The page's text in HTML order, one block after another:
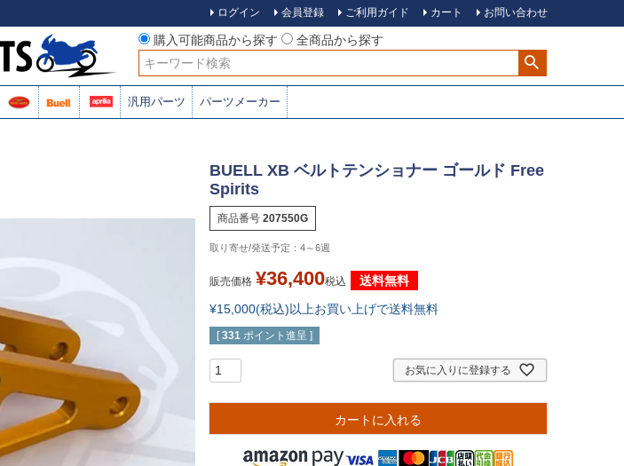
ログイン 会員登録 ご利用ガイド カート お問い合わせ
購入可能商品から探す
全商品から探す
検索
汎用パーツ パーツメーカー
BUELL XB ベルトテンショナー ゴールド Free
Spirits
商品番号 207550G
4～6週
販売価格 ¥36,400税込
送料無料
¥15,000(税込)以上お買い上げで送料無料
[ 331 ポイント進呈 ]
お気に入りに登録する
カートに入れる